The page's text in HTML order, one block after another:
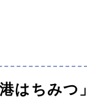
はちみつ